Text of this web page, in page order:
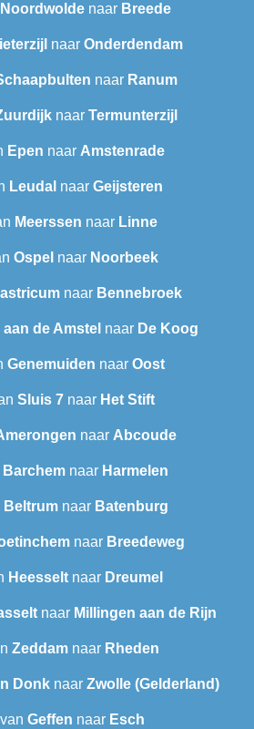
Noordwolde naar Breede
naar Onderdendam
naar Ranum
naar Termunterzijl
Epen naar Amstenrade
Leudal‎ naar Geijsteren
Meerssen naar Linne
Ospel naar Noorbeek
naar Bennebroek
aan de Amstel naar De Koog
Genemuiden naar Oost
Sluis 7naar Het Stift
naar Abcoude
Barchem naar Harmelen
Beltrumnaar Batenburg
naar Breedeweg
Heesselt naar Dreumel
naar Millingen aan de Rijn
Zeddam naar Rheden
Donknaar Zwolle (Gelderland)
Geffen naar Esch